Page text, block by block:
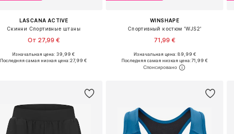
LASCANA ACTIVE
Скинни Спортивные штаны
От 27,99 €
Доступно множество размеров
Изначальная цена: 39,99 €
Последняя самая низкая цена:27,99 €
WINSHAPE
Спортивный костюм 'WJS2'
71,99 €
Доступные размеры: XS, M, L, XL
Добавить в корзину
Изначальная цена: 89,99 €
Последняя самая низкая цена:71,99 €